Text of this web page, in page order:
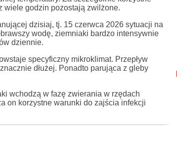
wiele godzin pozostają zwilżone.
dzisiaj, tj. 15 czerwca 2026 sytuacji na
wodę, ziemniaki bardzo intensywnie
dziennie.
specyficzny mikroklimat. Przepływ
dłużej. Ponadto parująca z gleby
wchodzą w fazę zwierania w rzędach
on korzystne warunki do zajścia infekcji